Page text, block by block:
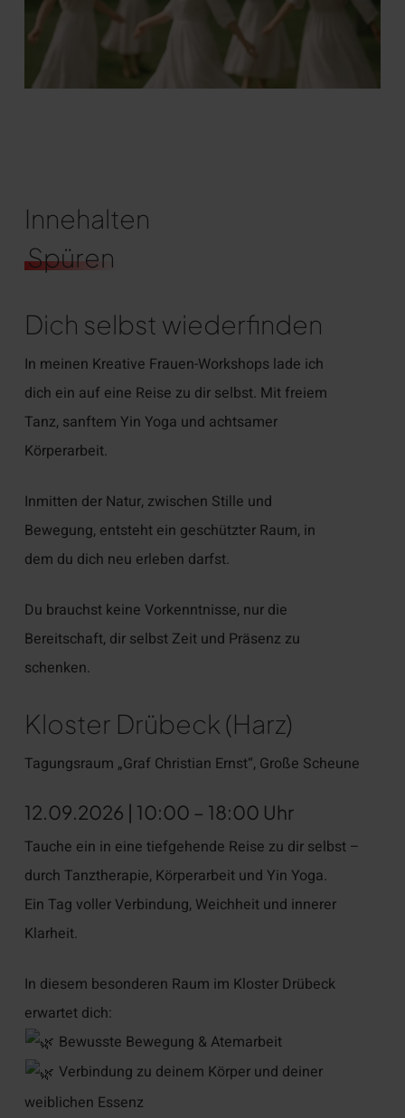
Innehalten
Spüren
Dich selbst wiederfinden
In meinen Kreative Frauen-Workshops lade ich
dich ein auf eine Reise zu dir selbst. Mit freiem
Tanz, sanftem Yin Yoga und achtsamer
Körperarbeit.
Inmitten der Natur, zwischen Stille und
Bewegung, entsteht ein geschützter Raum, in
dem du dich neu erleben darfst.
Du brauchst keine Vorkenntnisse, nur die
Bereitschaft, dir selbst Zeit und Präsenz zu
schenken.
Kloster Drübeck (Harz)
Tagungsraum „Graf Christian Ernst“, Große Scheune
12.09.2026 | 10:00 – 18:00 Uhr
Tauche ein in eine tiefgehende Reise zu dir selbst –
durch Tanztherapie, Körperarbeit und Yin Yoga.
Ein Tag voller Verbindung, Weichheit und innerer
Klarheit.
In diesem besonderen Raum im Kloster Drübeck
erwartet dich:
Bewusste Bewegung & Atemarbeit
Verbindung zu deinem Körper und deiner
weiblichen Essenz